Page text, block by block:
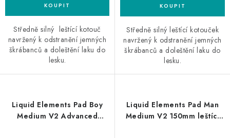
Středně silný leštící kotouč
navržený k odstranění jemných
škrábanců a doleštění laku do
lesku.
Středně silný leštící kotouček
navržený k odstranění jemných
škrábanců a doleštění laku do
lesku.
Liquid Elements Pad Boy
Medium V2 Advanced
Liquid Elements Pad Man
Medium V2 150mm leštící